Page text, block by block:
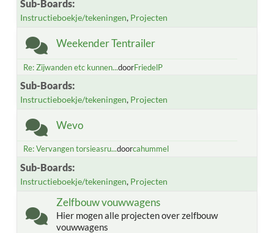
Sub-Boards
Instructieboekje/tekeningen Projecten
Weekender Tentrailer
Re: Zijwanden etc kunnen...doorFriedelP
Sub-Boards
Instructieboekje/tekeningen Projecten
Wevo
Re: Vervangen torsieasru...doorcahummel
Sub-Boards
Instructieboekje/tekeningen Projecten
Zelfbouw vouwwagens
Hier mogen alle projecten over zelfbouw
vouwwagens